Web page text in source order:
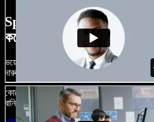
Speechify Studio দিয়ে কী
কয়েকটা উদাহরণ দেখুন
ভয়েসওভার, রয়্যালটি-ফ্রি ছবি, অডিও, ভিডিও
দারুণ মনে রাখার মতো অডিও-ভিডিও প্রজেক্ট
কোনো শেখার ঝামেলা নেই, শুধু ব্রাউজারে
বানিয়ে ফেলুন।